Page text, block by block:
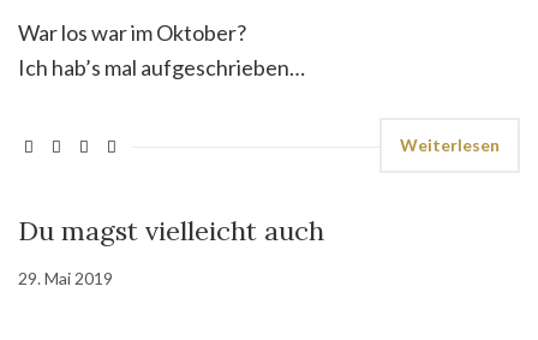
War los war im Oktober?
Ich hab’s mal aufgeschrieben…
Weiterlesen
Du magst vielleicht auch
29. Mai 2019